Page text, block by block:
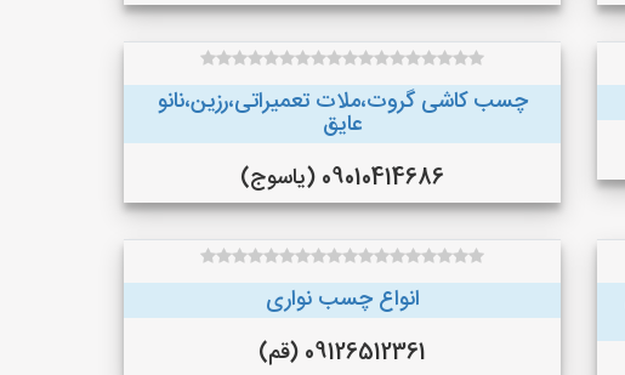
چسب کاشی گروت،ملات تعمیراتی،رزین،نانو
عایق
09010414686 (یاسوج)
انواع چسب نواری
09126512361 (قم)